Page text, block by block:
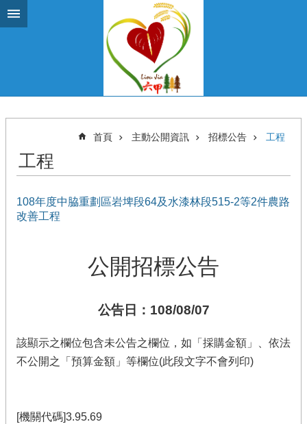
跳到主要內容區塊
首頁 主動公開資訊 招標公告 工程
工程
108年度中脇重劃區岩埤段64及水漆林段515-2等2件農路
改善工程
公開招標公告
公告日：108/08/07
該顯示之欄位包含未公告之欄位，如「採購金額」、依法
不公開之「預算金額」等欄位(此段文字不會列印)
[機關代碼]3.95.69